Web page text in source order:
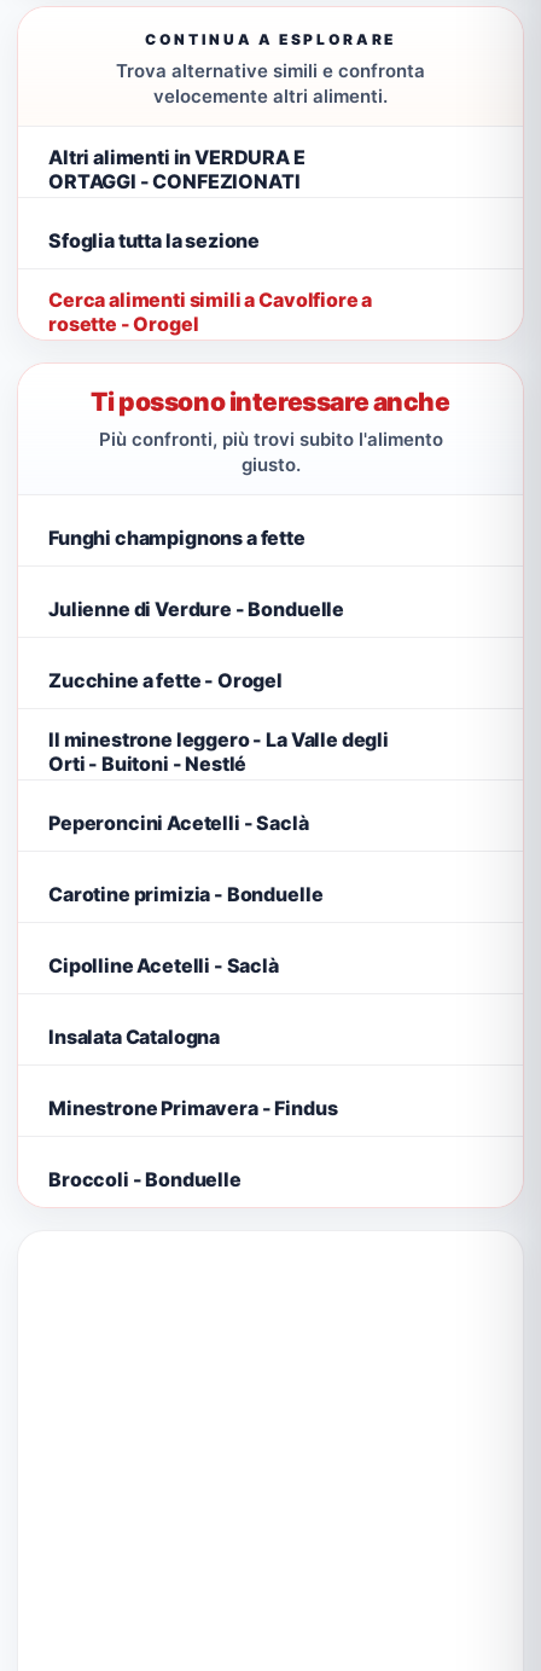
CONTINUA A ESPLORARE
Trova alternative simili e confronta
velocemente altri alimenti.
Altri alimenti in VERDURA E
ORTAGGI - CONFEZIONATI
Sfoglia tutta la sezione
Cerca alimenti simili a Cavolfiore a
rosette - Orogel
Ti possono interessare anche
Più confronti, più trovi subito l'alimento
giusto.
Funghi champignons a fette
Julienne di Verdure - Bonduelle
Zucchine a fette - Orogel
Il minestrone leggero - La Valle degli
Orti - Buitoni - Nestlé
Peperoncini Acetelli - Saclà
Carotine primizia - Bonduelle
Cipolline Acetelli - Saclà
Insalata Catalogna
Minestrone Primavera - Findus
Broccoli - Bonduelle